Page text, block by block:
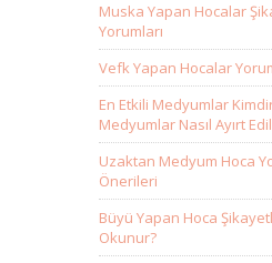
Muska Yapan Hocalar
Yorumları
Vefk Yapan Hocalar
En Etkili Medyumlar
Medyumlar Nasıl Ayırt
Uzaktan Medyum Hoca
Önerileri
Büyü Yapan Hoca
Okunur?